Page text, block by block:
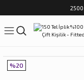
Takımları
%20